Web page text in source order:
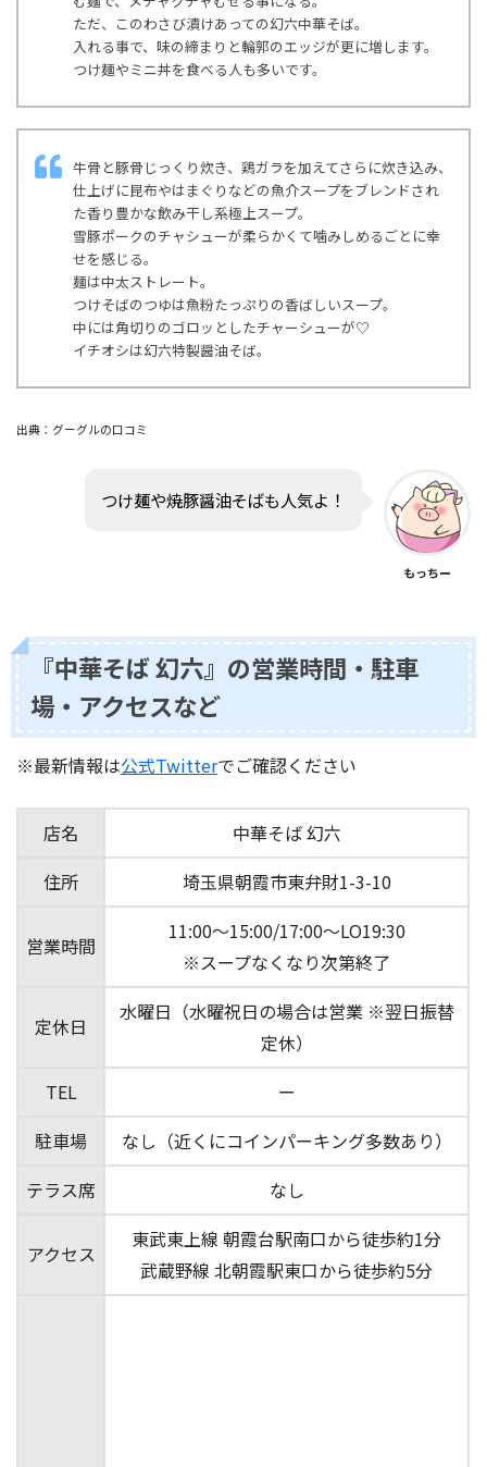
ただ、このわさび漬けあっての幻六中華そば。
入れる事で、味の締まりと輪郭のエッジが更に増します。
つけ麺やミニ丼を食べる人も多いです。
牛骨と豚骨じっくり炊き、鶏ガラを加えてさらに炊き込み、
仕上げに昆布やはまぐりなどの魚介スープをブレンドされ
た香り豊かな飲み干し系極上スープ。
雪豚ポークのチャシューが柔らかくて噛みしめるごとに幸
せを感じる。
麺は中太ストレート。
つけそばのつゆは魚粉たっぷりの香ばしいスープ。
中には角切りのゴロッとしたチャーシューが♡
イチオシは幻六特製醤油そば。
出典：グーグルの口コミ
つけ麺や焼豚醤油そばも人気よ！
もっちー
『中華そば 幻六』の営業時間・駐車
場・アクセスなど
※最新情報は公式Twitterでご確認ください
店名
中華そば 幻六
住所
埼玉県朝霞市東弁財1-3-10
営業時間
11:00～15:00/17:00～LO19:30
※スープなくなり次第終了
定休日
水曜日（水曜祝日の場合は営業 ※翌日振替
定休）
TEL
ー
駐車場
なし（近くにコインパーキング多数あり）
テラス席
なし
アクセス
東武東上線 朝霞台駅南口から徒歩約1分
武蔵野線 北朝霞駅東口から徒歩約5分